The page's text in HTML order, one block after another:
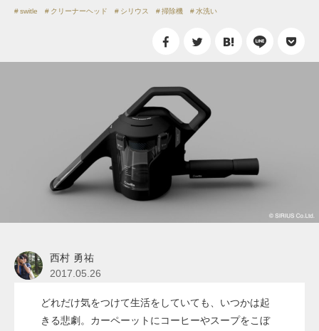
switle クリーナーヘッド シリウス 掃除機 水洗い
西村 勇祐
2017.05.26
どれだけ気をつけて生活をしていても、いつかは起
きる悲劇。カーペーットにコーヒーやスープをこぼ